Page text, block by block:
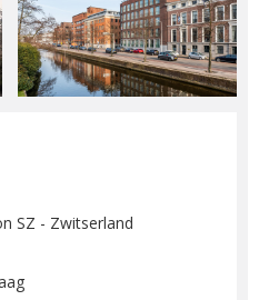
SZ - Zwitserland